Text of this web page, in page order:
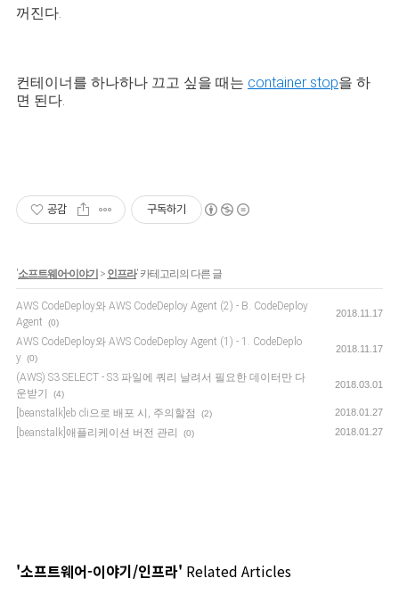
꺼진다.
컨테이너를 하나하나 끄고 싶을 때는 container stop을 하
면 된다.
공감 구독하기
'소프트웨어-이야기 > 인프라' 카테고리의 다른 글
AWS CodeDeploy와 AWS CodeDeploy Agent (2) - B. CodeDeploy
Agent
(0)
2018.11.17
AWS CodeDeploy와 AWS CodeDeploy Agent (1) - 1. CodeDeplo
y (0)
2018.11.17
(AWS) S3 SELECT - S3 파일에 쿼리 날려서 필요한 데이터만 다
운받기
(4)
2018.03.01
[beanstalk]eb cli으로 배포 시, 주의할점 (2) 2018.01.27
[beanstalk]애플리케이션 버전 관리 (0) 2018.01.27
'소프트웨어-이야기/인프라' Related Articles